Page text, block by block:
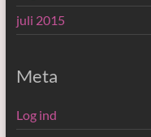
juli 2015
Meta
Log ind